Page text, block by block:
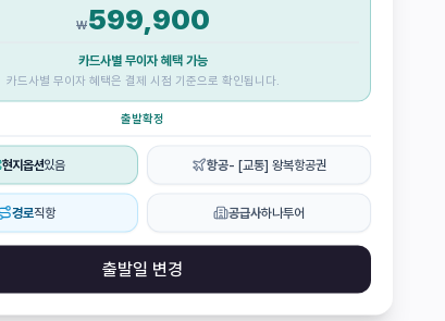
₩599,900
카드사별 무이자 혜택 가능
카드사별 무이자 혜택은 결제 시점 기준으로 확인됩니다.
출발확정
현지옵션있음 항공- [교통] 왕복항공권
경로직항 공급사하나투어
출발일 변경